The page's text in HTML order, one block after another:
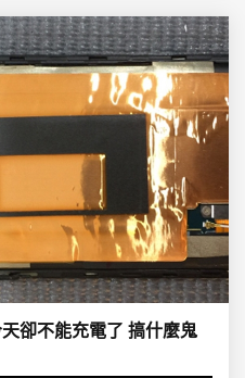
卻不能充電了 搞什麼鬼